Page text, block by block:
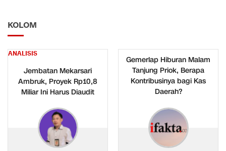
KOLOM
ANALISIS
Jembatan Mekarsari
Ambruk, Proyek Rp10,8
Miliar Ini Harus Diaudit
Gemerlap Hiburan Malam
Tanjung Priok, Berapa
Kontribusinya bagi Kas
Daerah?